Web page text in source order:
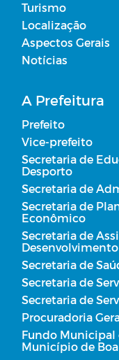
Acordos
Turismo
Localização
Aspectos Gerais
Notícias
A Prefeitura
Prefeito
Vice-prefeito
Secretaria de
Desporto
Secretaria de
Secretaria de
Econômico
Secretaria de
Secretaria de
Secretaria de
Secretaria de
Procuradoria
Fundo Municipal
Município de Boa